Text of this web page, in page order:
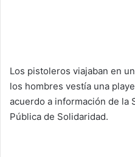
Los pistoleros viajaban en
los hombres vestía una
acuerdo a información de la
Pública de Solidaridad.